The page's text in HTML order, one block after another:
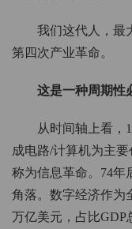
我们这代人，最
第四次产业革命。
这是一种周期性
从时间轴上看，
成电路/计算机为主
称为信息革命。74年
角落。数字经济作为
万亿美元，占比GDP